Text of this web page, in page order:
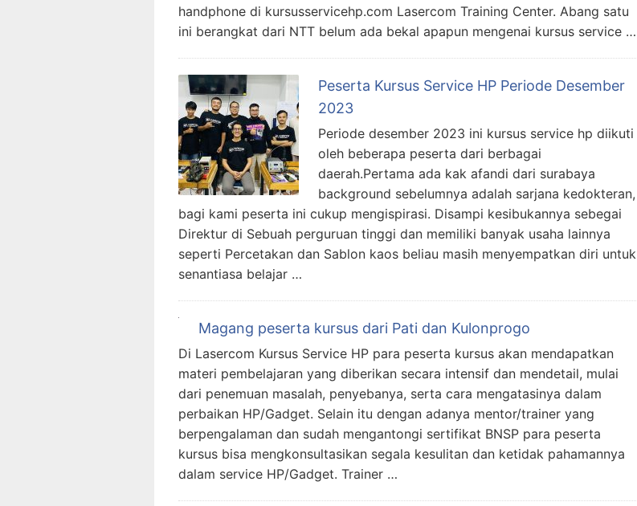
handphone di kursusservicehp.com Lasercom Training Center. Abang satu
ini berangkat dari NTT belum ada bekal apapun mengenai kursus service …
Peserta Kursus Service HP Periode Desember
2023
Periode desember 2023 ini kursus service hp diikuti
oleh beberapa peserta dari berbagai
daerah.Pertama ada kak afandi dari surabaya
background sebelumnya adalah sarjana kedokteran,
bagi kami peserta ini cukup mengispirasi. Disampi kesibukannya sebegai
Direktur di Sebuah perguruan tinggi dan memiliki banyak usaha lainnya
seperti Percetakan dan Sablon kaos beliau masih menyempatkan diri untuk
senantiasa belajar …
Magang peserta kursus dari Pati dan Kulonprogo
Di Lasercom Kursus Service HP para peserta kursus akan mendapatkan
materi pembelajaran yang diberikan secara intensif dan mendetail, mulai
dari penemuan masalah, penyebanya, serta cara mengatasinya dalam
perbaikan HP/Gadget. Selain itu dengan adanya mentor/trainer yang
berpengalaman dan sudah mengantongi sertifikat BNSP para peserta
kursus bisa mengkonsultasikan segala kesulitan dan ketidak pahamannya
dalam service HP/Gadget. Trainer …